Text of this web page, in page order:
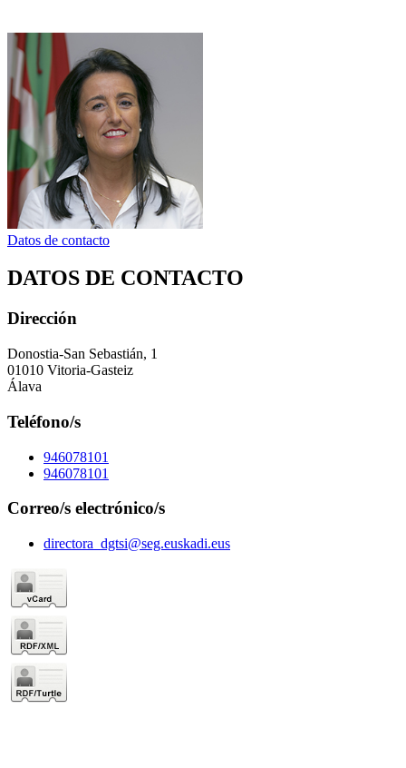
Datos de contacto
DATOS DE CONTACTO
Dirección
Donostia-San Sebastián, 1
01010 Vitoria-Gasteiz
Álava
Teléfono/s
946078101
946078101
Correo/s electrónico/s
directora_dgtsi@seg.euskadi.eus